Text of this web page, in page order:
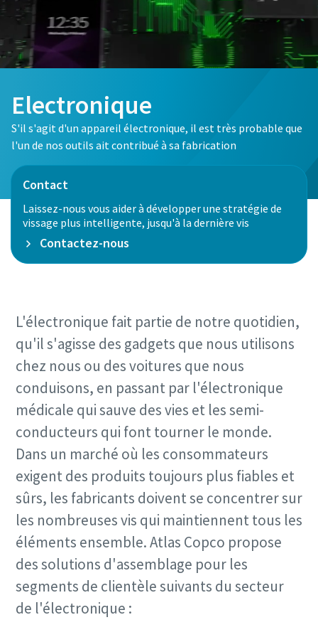
Electronique
S'il s'agit d'un appareil électronique, il est très probable que
l'un de nos outils ait contribué à sa fabrication
Contact
Laissez-nous vous aider à développer une stratégie de
vissage plus intelligente, jusqu'à la dernière vis
Contactez-nous
L'électronique fait partie de notre quotidien,
qu'il s'agisse des gadgets que nous utilisons
chez nous ou des voitures que nous
conduisons, en passant par l'électronique
médicale qui sauve des vies et les semi-
conducteurs qui font tourner le monde.
Dans un marché où les consommateurs
exigent des produits toujours plus fiables et
sûrs, les fabricants doivent se concentrer sur
les nombreuses vis qui maintiennent tous les
éléments ensemble. Atlas Copco propose
des solutions d'assemblage pour les
segments de clientèle suivants du secteur
de l'électronique :
Nom
Téléphone
Informations supplémentaires
Société
Code postal
Demande
Type de demande
Toute question ou demande
En soumettant cette demande,
Nom
Téléphone
Informations supplémentaires
Société
Code postal
Demande
Type de demande
Toute question ou demande
En soumettant cette demande,
Nom
Téléphone
Informations supplémentaires
Société
Code postal
Demande
Type de demande
Toute question ou demande
En soumettant cette demande,